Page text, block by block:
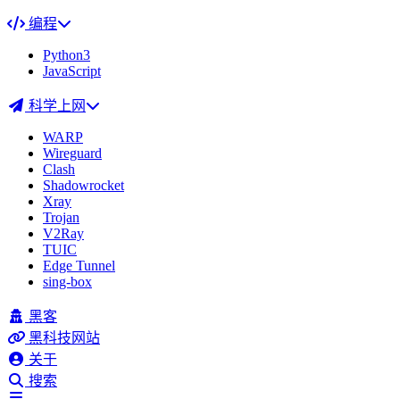
编程
Python3
JavaScript
科学上网
WARP
Wireguard
Clash
Shadowrocket
Xray
Trojan
V2Ray
TUIC
Edge Tunnel
sing-box
黑客
黑科技网站
关于
搜索